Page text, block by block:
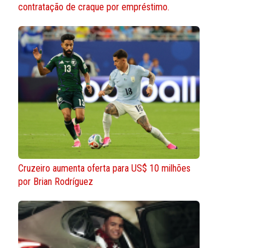
contratação de craque por empréstimo.
Cruzeiro aumenta oferta para US$ 10 milhões
por Brian Rodríguez